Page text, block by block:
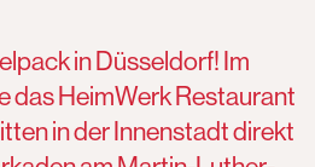
in Düsseldorf! Im
das HeimWerk Restaurant
in der Innenstadt direkt